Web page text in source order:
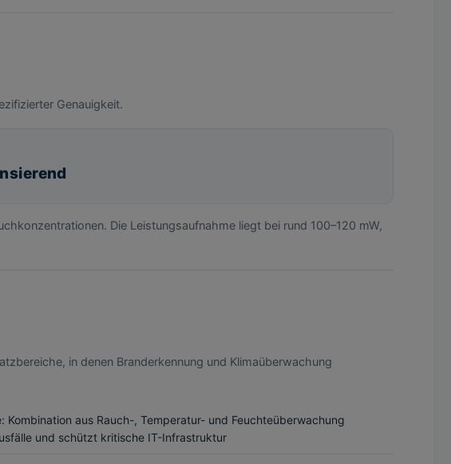
Genauigkeit.
Die Leistungsaufnahme liegt bei rund 100–120 mW,
in denen Branderkennung und Klimaüberwachung
Kombination aus Rauch-, Temperatur- und Feuchteüberwachung
und schützt kritische IT-Infrastruktur